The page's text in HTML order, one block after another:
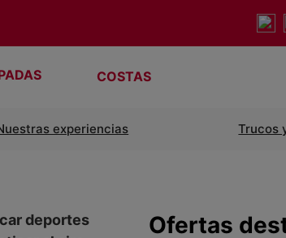
COSTAS
experiencias Trucos
deportes
Ofertas